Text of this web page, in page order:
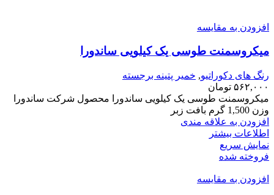
افزودن به مقایسه
میکروسمنت طوسی یک کیلویی ساندورا
رنگ های دکوراتیو, خمیر پتینه برجسته
۵۶۲,۰۰۰ تومان
میکروسمنت طوسی یک کیلویی ساندورا محصول شرکت ساندورا
وزن 1,500 گرم بافت زبر
افزودن به علاقه مندی
اطلاعات بیشتر
نمایش سریع
فروخته شده
افزودن به مقایسه